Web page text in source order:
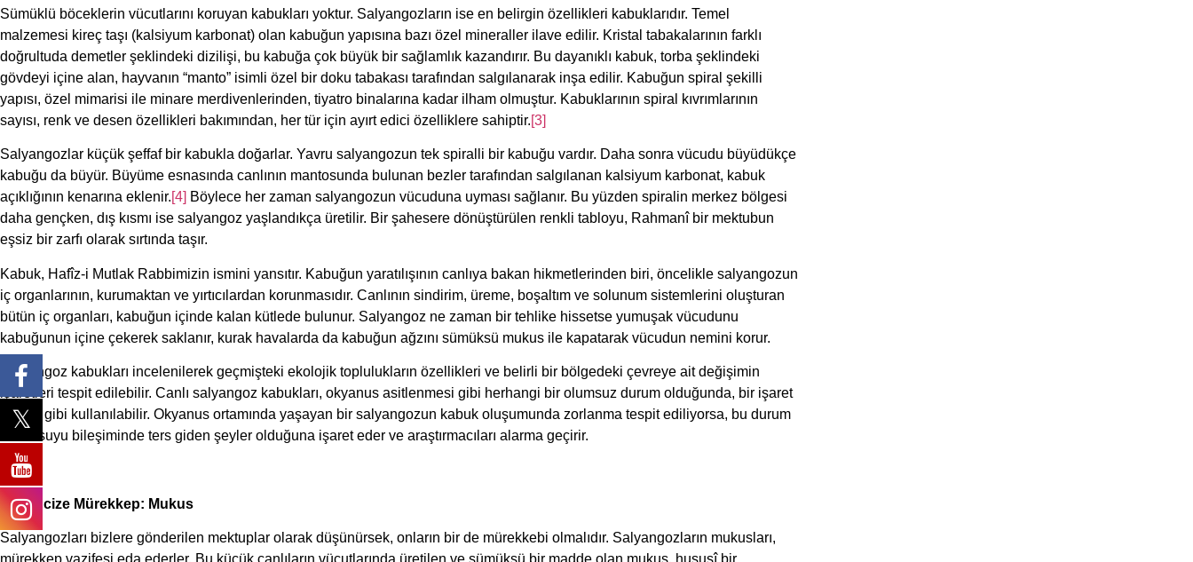
Sümüklü böceklerin vücutlarını koruyan kabukları yoktur. Salyangozların ise en belirgin özellikleri kabuklarıdır. Temel
malzemesi kireç taşı (kalsiyum karbonat) olan kabuğun yapısına bazı özel mineraller ilave edilir. Kristal tabakalarının farklı
doğrultuda demetler şeklindeki dizilişi, bu kabuğa çok büyük bir sağlamlık kazandırır. Bu dayanıklı kabuk, torba şeklindeki
gövdeyi içine alan, hayvanın “manto” isimli özel bir doku tabakası tarafından salgılanarak inşa edilir. Kabuğun spiral şekilli
yapısı, özel mimarisi ile minare merdivenlerinden, tiyatro binalarına kadar ilham olmuştur. Kabuklarının spiral kıvrımlarının
sayısı, renk ve desen özellikleri bakımından, her tür için ayırt edici özelliklere sahiptir.[3]
Salyangozlar küçük şeffaf bir kabukla doğarlar. Yavru salyangozun tek spiralli bir kabuğu vardır. Daha sonra vücudu büyüdükçe
kabuğu da büyür. Büyüme esnasında canlının mantosunda bulunan bezler tarafından salgılanan kalsiyum karbonat, kabuk
açıklığının kenarına eklenir.[4] Böylece her zaman salyangozun vücuduna uyması sağlanır. Bu yüzden spiralin merkez bölgesi
daha gençken, dış kısmı ise salyangoz yaşlandıkça üretilir. Bir şahesere dönüştürülen renkli tabloyu, Rahmanî bir mektubun
eşsiz bir zarfı olarak sırtında taşır.
Kabuk, Hafîz-i Mutlak Rabbimizin ismini yansıtır. Kabuğun yaratılışının canlıya bakan hikmetlerinden biri, öncelikle salyangozun
iç organlarının, kurumaktan ve yırtıcılardan korunmasıdır. Canlının sindirim, üreme, boşaltım ve solunum sistemlerini oluşturan
bütün iç organları, kabuğun içinde kalan kütlede bulunur. Salyangoz ne zaman bir tehlike hissetse yumuşak vücudunu
kabuğunun içine çekerek saklanır, kurak havalarda da kabuğun ağzını sümüksü mukus ile kapatarak vücudun nemini korur.
Salyangoz kabukları incelenilerek geçmişteki ekolojik toplulukların özellikleri ve belirli bir bölgedeki çevreye ait değişimin
işaretleri tespit edilebilir. Canlı salyangoz kabukları, okyanus asitlenmesi gibi herhangi bir olumsuz durum olduğunda, bir işaret
sinyali gibi kullanılabilir. Okyanus ortamında yaşayan bir salyangozun kabuk oluşumunda zorlanma tespit ediliyorsa, bu durum
deniz suyu bileşiminde ters giden şeyler olduğuna işaret eder ve araştırmacıları alarma geçirir.
Bir Mucize Mürekkep: Mukus
Salyangozları bizlere gönderilen mektuplar olarak düşünürsek, onların bir de mürekkebi olmalıdır. Salyangozların mukusları,